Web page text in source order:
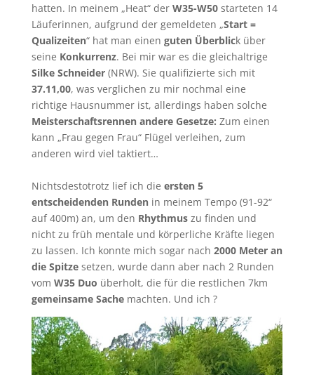
hatten. In meinem „Heat“ der W35-W50starteten 14
Läuferinnen, aufgrund der gemeldeten „Start =
Qualizeiten“ hat man einen guten Überblick über
seine Konkurrenz. Bei mir war es die gleichaltrige
Silke Schneider(NRW). Sie qualifizierte sich mit
37.11,00, was verglichen zu mir nochmal eine
richtige Hausnummer ist, allerdings haben solche
Meisterschaftsrennen andere Gesetze: Zum einen
kann „Frau gegen Frau“ Flügel verleihen, zum
anderen wird viel taktiert…
Nichtsdestotrotz lief ich die ersten 5
entscheidenden Rundenin meinem Tempo (91-92“
auf 400m) an, um den Rhythmus zu finden und
nicht zu früh mentale und körperliche Kräfte liegen
zu lassen. Ich konnte mich sogar nach 2000 Meter an
die Spitze setzen, wurde dann aber nach 2 Runden
vom W35 Duo überholt, die für die restlichen 7km
gemeinsame Sachemachten. Und ich ?